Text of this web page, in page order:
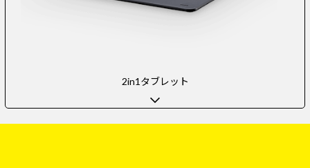
2in1タブレット